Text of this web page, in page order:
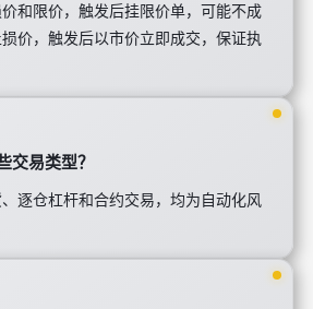
和限价，触发后挂限价单，可能不成
价，触发后以市价立即成交，保证执
交易类型？
逐仓杠杆和合约交易，均为自动化风